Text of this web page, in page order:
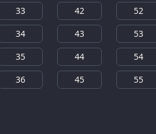
33
34
35
36
42
43
44
45
52
53
54
55